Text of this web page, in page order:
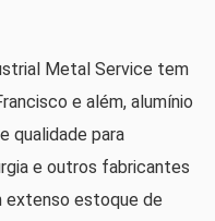
Metal Service tem
e além, alumínio
qualidade para
e outros fabricantes
extenso estoque de